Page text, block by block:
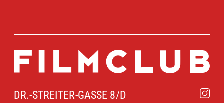
DR.-STREITER-GASSE 8/D